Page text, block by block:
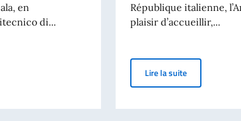
en
di...
pour l’Accademia d’Arti e Mestieri dello Spettacolo Teatro alla
République italienne,
plaisir d’accueillir,...
Lire la suite80e